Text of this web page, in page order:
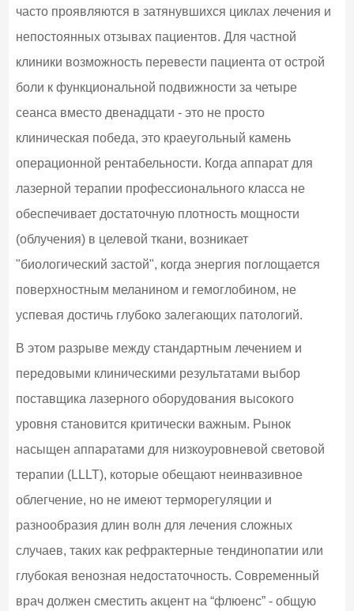
часто проявляются в затянувшихся циклах лечения и
непостоянных отзывах пациентов. Для частной
клиники возможность перевести пациента от острой
боли к функциональной подвижности за четыре
сеанса вместо двенадцати - это не просто
клиническая победа, это краеугольный камень
операционной рентабельности. Когда аппарат для
лазерной терапии профессионального класса не
обеспечивает достаточную плотность мощности
(облучения) в целевой ткани, возникает
"биологический застой", когда энергия поглощается
поверхностным меланином и гемоглобином, не
успевая достичь глубоко залегающих патологий.
В этом разрыве между стандартным лечением и
передовыми клиническими результатами выбор
поставщика лазерного оборудования высокого
уровня становится критически важным. Рынок
насыщен аппаратами для низкоуровневой световой
терапии (LLLT), которые обещают неинвазивное
облегчение, но не имеют терморегуляции и
разнообразия длин волн для лечения сложных
случаев, таких как рефрактерные тендинопатии или
глубокая венозная недостаточность. Современный
врач должен сместить акцент на “флюенс” - общую